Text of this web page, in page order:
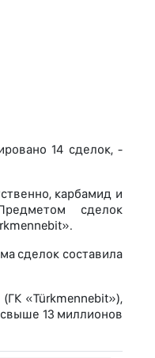
14 сделок, -
карбамид и
сделок
сделок составила
«Türkmennebit»),
13 миллионов